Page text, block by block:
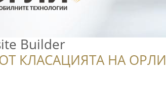
Builder
КЛАСАЦИЯТА НА ОРЛИ